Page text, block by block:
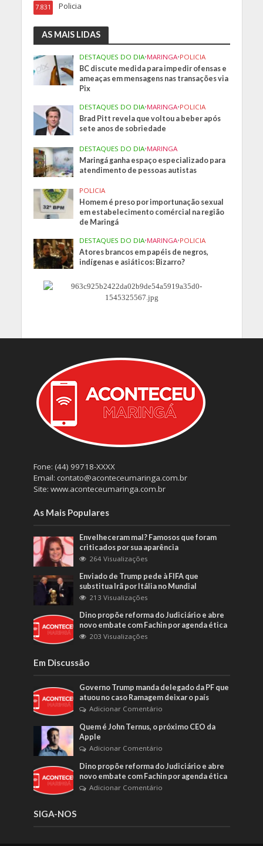
Policia
7.831
AS MAIS LIDAS
DESTAQUES DO DIA•MARINGA•POLICIA
BC discute medida para impedir ofensas e
ameaças em mensagens nas transações via
Pix
DESTAQUES DO DIA•MARINGA•POLICIA
Brad Pitt revela que voltou a beber após
sete anos de sobriedade
DESTAQUES DO DIA•MARINGA
Maringá ganha espaço especializado para
atendimento de pessoas autistas
POLICIA
Homem é preso por importunação sexual
em estabelecimento comércial na região
de Maringá
DESTAQUES DO DIA•MARINGA•POLICIA
Atores brancos em papéis de negros,
indígenas e asiáticos: Bizarro?
Fone: (44) 99718-XXXX
Email: contato@aconteceumaringa.com.br
Site: www.aconteceumaringa.com.br
As Mais Populares
Envelheceram mal? Famosos que foram
criticados por sua aparência
264 Visualizações
Enviado de Trump pede à FIFA que
substitua Irã por Itália no Mundial
213 Visualizações
Dino propõe reforma do Judiciário e abre
novo embate com Fachin por agenda ética
203 Visualizações
Em Discussão
Governo Trump manda delegado da PF que
atuou no caso Ramagem deixar o país
Adicionar Comentário
Quem é John Ternus, o próximo CEO da
Apple
Adicionar Comentário
Dino propõe reforma do Judiciário e abre
novo embate com Fachin por agenda ética
Adicionar Comentário
SIGA-NOS